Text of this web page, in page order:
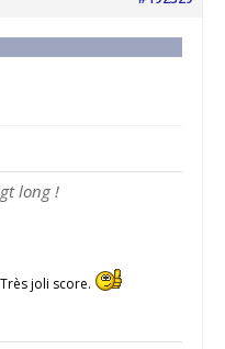
long !
Très joli score.